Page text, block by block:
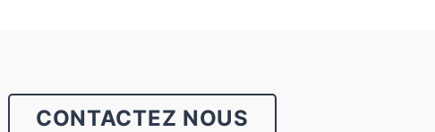
CONTACTEZ NOUS